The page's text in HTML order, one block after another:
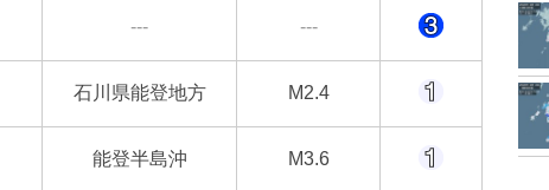
--- ---
石川県能登地方 M2.4
能登半島沖 M3.6